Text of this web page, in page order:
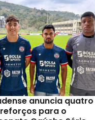
anuncia quatro
para o